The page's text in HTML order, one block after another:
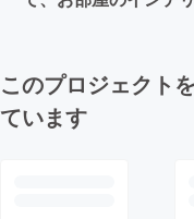
このプロジェクト
ています